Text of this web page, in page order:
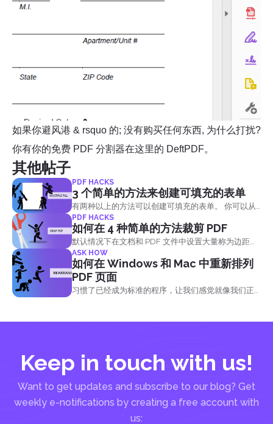
如果你避风港 & rsquo 的; 没有购买任何东西, 为什么打扰?
你有你的免费 PDF 分割器在这里的 DeftPDF。
其他帖子
PDF HACKS
3 个简单的方法来创建可填充的表单
有两种以上的方法可以创建可填充的表单。 你可以从
微软 Word，Excel，PowerPoint 创建它，使用在线设
计师工具和现成的形式，如谷歌表单或 JotForm，或
创建可填充的 PDF 使用 PDF 编辑器在线，如文件格
式文件。 在这里，我们将向您展示如何在不支付任何
费用的情况下轻松做到这一点的 3 种不同的方式！ 让
& rsquo 的; s 开始与离线方式 & ndash 的; 使用微软应
PDF HACKS
如何在 4 种简单的方法裁剪 PDF
默认情况下在文档和 PDF 文件中设置大量称为边距或
边框的空格。 这些边框是可选的，可以在可编辑的文
档应用程序（如 Microsoft Word）中进行调整，但
是，如果文件已转换为不可编辑的格式，则读取器无
法在首次创建时以相同的方式调整可见区域。 虽然这
线和离线的方法. 有四种简单的方法来做到这一点，只
在线使用免费的 PDF 编辑器，如文件格式文件。
ASK HOW
如何在 Windows 和 Mac 中重新排列
PDF 页面
习惯了已经成为标准的程序，让我们感觉就像我们正
像那些已经设置为规范一样熟悉，但一旦你 & rsquo
的; 重新设置所有这些编辑工具,你会发现 PDF 是所有
#38 后非常简单; ndash 的; 它只是习惯它的问题.
#38；非生物安全方案； 我应该使用什么工具？ 有在
市场上可用的选项，它很容易在网上访问。 一种选择
Keep in touch with us!
Want to get updates and subscribe to our blog? Get
weekly e-notifications by creating a free account with
us: